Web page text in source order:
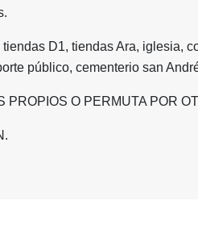
D1, tiendas Ara, iglesia,
público, cementerio san
PROPIOS O PERMUTA POR